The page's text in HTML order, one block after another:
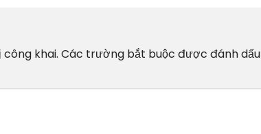
khai. Các trường bắt buộc được đánh dấu